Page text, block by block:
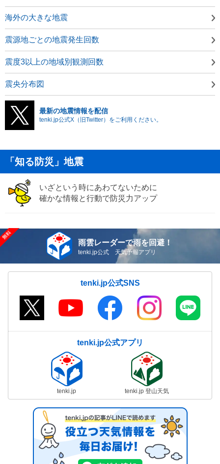
海外の大きな地震
震源地ごとの地震発生回数
震度3以上の地域別観測回数
震央分布図
最新の地震情報を配信
tenki.jp公式X（旧Twitter）をご利用ください。
「知る防災」地震
いざという時にあわてないために
確かな情報と行動で防災力アップ
雨雲レーダーで雨を回避！
tenki.jp公式 天気予報アプリ
tenki.jp公式SNS
tenki.jp公式アプリ
tenki.jp tenki.jp 登山天気